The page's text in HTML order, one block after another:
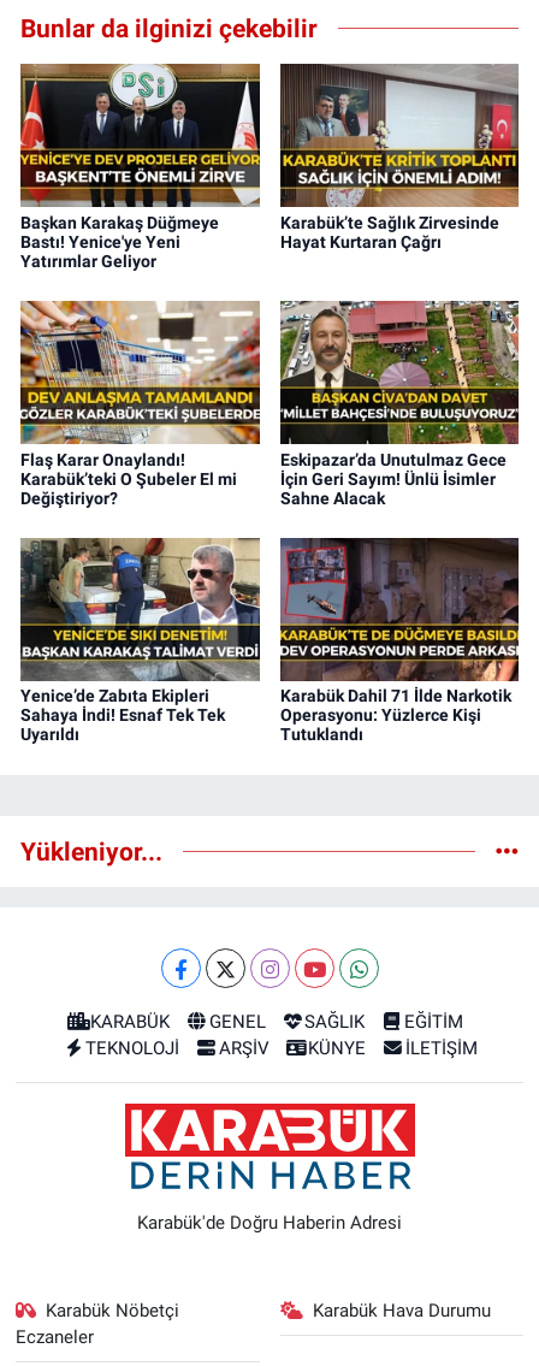
Bunlar da ilginizi çekebilir
Başkan Karakaş Düğmeye
Bastı! Yenice'ye Yeni
Yatırımlar Geliyor
Karabük’te Sağlık Zirvesinde
Hayat Kurtaran Çağrı
Flaş Karar Onaylandı!
Karabük’teki O Şubeler El mi
Değiştiriyor?
Eskipazar’da Unutulmaz Gece
İçin Geri Sayım! Ünlü İsimler
Sahne Alacak
Yenice’de Zabıta Ekipleri
Sahaya İndi! Esnaf Tek Tek
Uyarıldı
Karabük Dahil 71 İlde Narkotik
Operasyonu: Yüzlerce Kişi
Tutuklandı
Yükleniyor...
KARABÜK GENEL SAĞLIK
EĞİTİM
TEKNOLOJİ
ARŞİV KÜNYE İLETİŞİM
Karabük'de Doğru Haberin Adresi
Karabük Nöbetçi
Eczaneler
Karabük Hava Durumu